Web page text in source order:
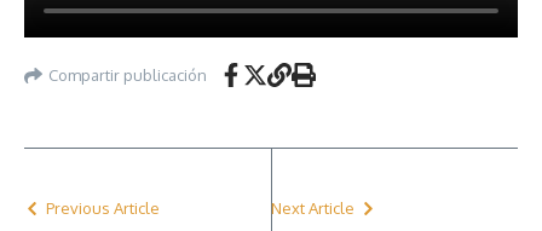
Compartir publicación
Previous Article Next Article